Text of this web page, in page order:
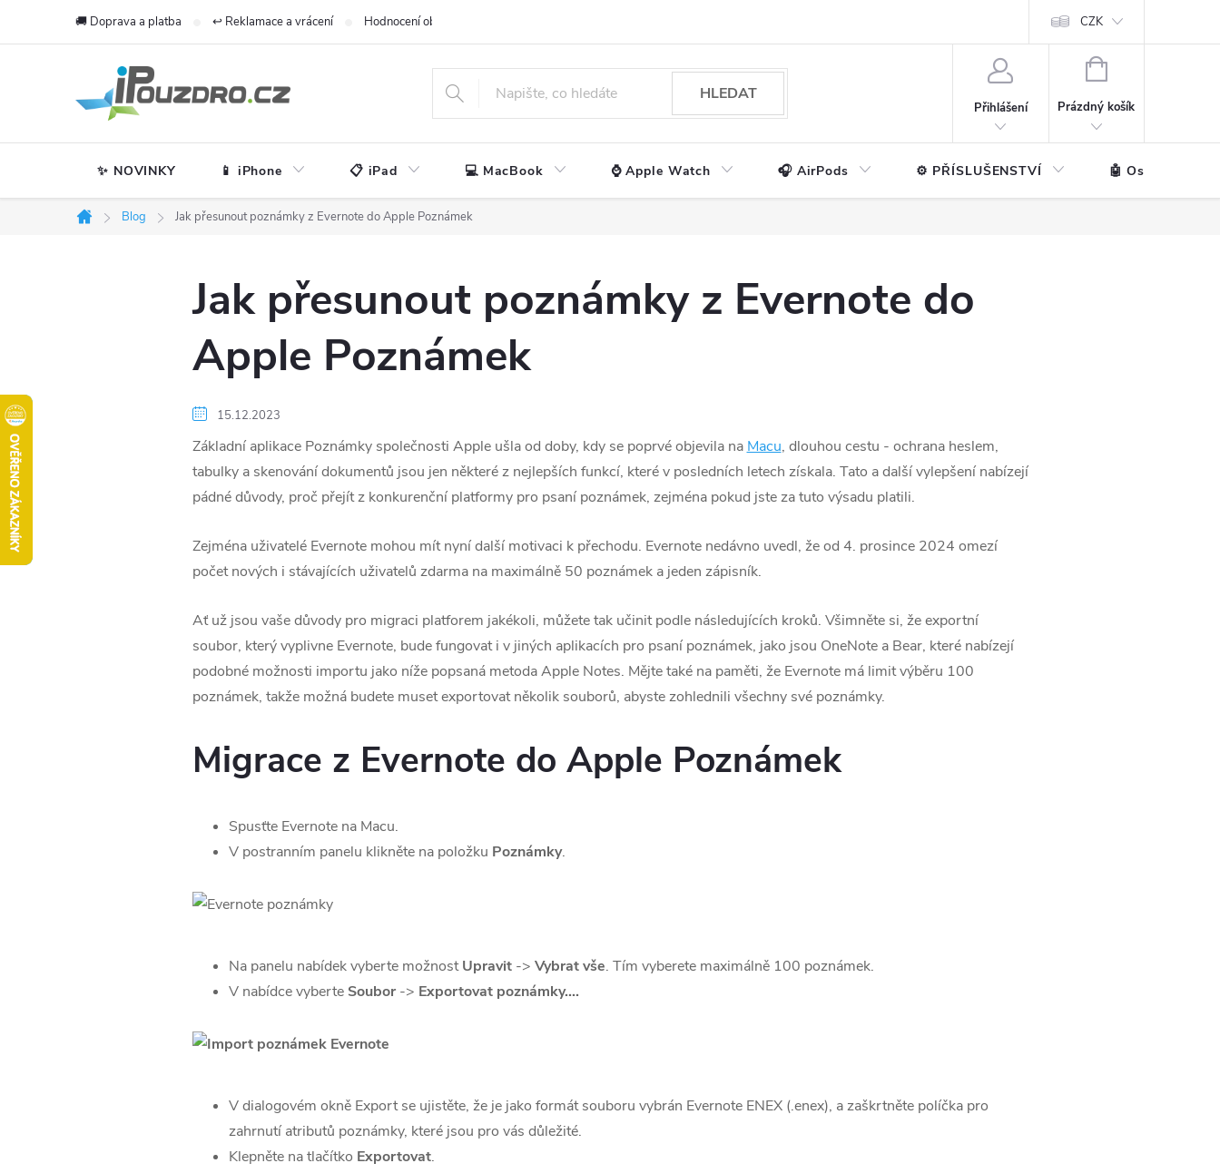
🚚 Doprava a platba ↩️ Reklamace a vrácení Hodnocení obchodu CZK
HLEDAT
Přihlášení
NÁKUPNÍ
Prázdný košík
✨ NOVINKY 📱 iPhone 📋 iPad 💻 MacBook ⌚ Apple Watch 🎧 AirPods ⚙️ PŘÍSLUŠENSTVÍ 🤖 Ostatní
Domů
Blog Jak přesunout poznámky z Evernote do Apple Poznámek
Jak přesunout poznámky z Evernote do
Apple Poznámek
15.12.2023
Základní aplikace Poznámky společnosti Apple ušla od doby, kdy se poprvé objevila na Macu, dlouhou cestu - ochrana heslem,
tabulky a skenování dokumentů jsou jen některé z nejlepších funkcí, které v posledních letech získala. Tato a další vylepšení nabízejí
pádné důvody, proč přejít z konkurenční platformy pro psaní poznámek, zejména pokud jste za tuto výsadu platili.
Zejména uživatelé Evernote mohou mít nyní další motivaci k přechodu. Evernote nedávno uvedl, že od 4. prosince 2024 omezí
počet nových i stávajících uživatelů zdarma na maximálně 50 poznámek a jeden zápisník.
Ať už jsou vaše důvody pro migraci platforem jakékoli, můžete tak učinit podle následujících kroků. Všimněte si, že exportní
soubor, který vyplivne Evernote, bude fungovat i v jiných aplikacích pro psaní poznámek, jako jsou OneNote a Bear, které nabízejí
podobné možnosti importu jako níže popsaná metoda Apple Notes. Mějte také na paměti, že Evernote má limit výběru 100
poznámek, takže možná budete muset exportovat několik souborů, abyste zohlednili všechny své poznámky.
Migrace z Evernote do Apple Poznámek
Spusťte Evernote na Macu.
V postranním panelu klikněte na položku Poznámky.
Na panelu nabídek vyberte možnostUpravit-> Vybrat vše. Tím vyberete maximálně 100 poznámek.
V nabídce vyberte Soubor-> Exportovat poznámky....
V dialogovém okně Export se ujistěte, že je jako formát souboru vybrán Evernote ENEX (.enex), a zaškrtněte políčka pro
zahrnutí atributů poznámky, které jsou pro vás důležité.
Klepněte na tlačítko Exportovat.